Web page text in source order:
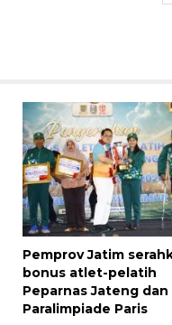
Pemprov Jatim
bonus atlet-pelatih
Peparnas Jateng dan
Paralimpiade Paris